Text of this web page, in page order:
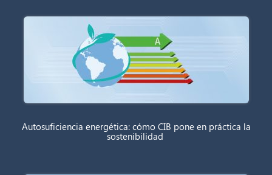
Autosuficiencia energética: cómo CIB pone en práctica la
sostenibilidad